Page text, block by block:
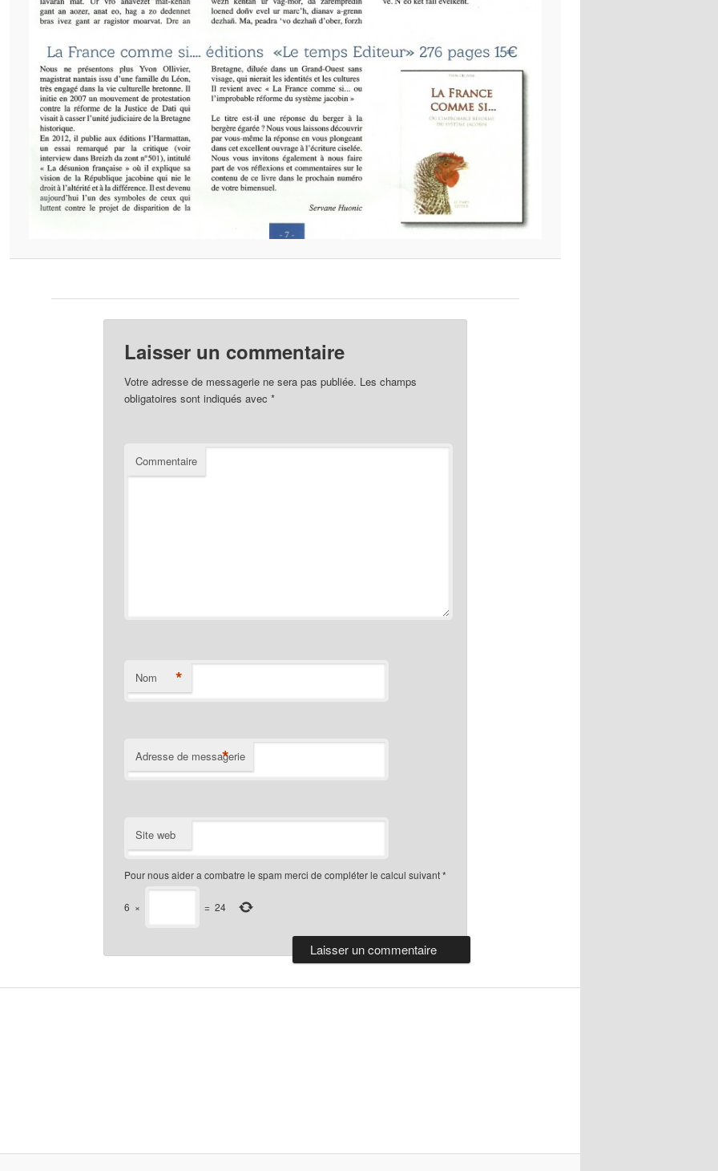
Laisser un commentaire
Votre adresse de messagerie ne sera pas publiée. Les champs
obligatoires sont indiqués avec *
Commentaire
Nom *
Adresse de messagerie
*
Site web
Pour nous aider a combatre le spam merci de compléter le calcul suivant*
6 × = 24